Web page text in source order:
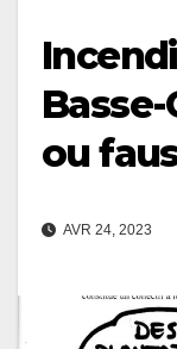
ou
AVR 24, 2023